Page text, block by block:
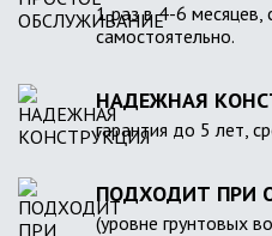
1 раз в 4-6 месяцев,
самостоятельно.
НАДЕЖНАЯ
гарантия до 5 лет,
ПОДХОДИТ ПРИ
(уровне грунтовых